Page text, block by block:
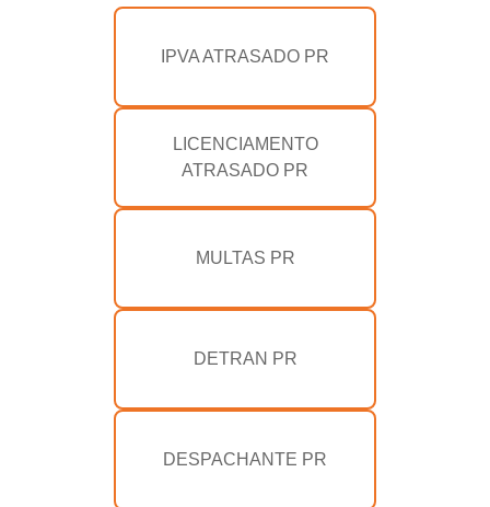
IPVA ATRASADO PR
LICENCIAMENTO
ATRASADO PR
MULTAS PR
DETRAN PR
DESPACHANTE PR